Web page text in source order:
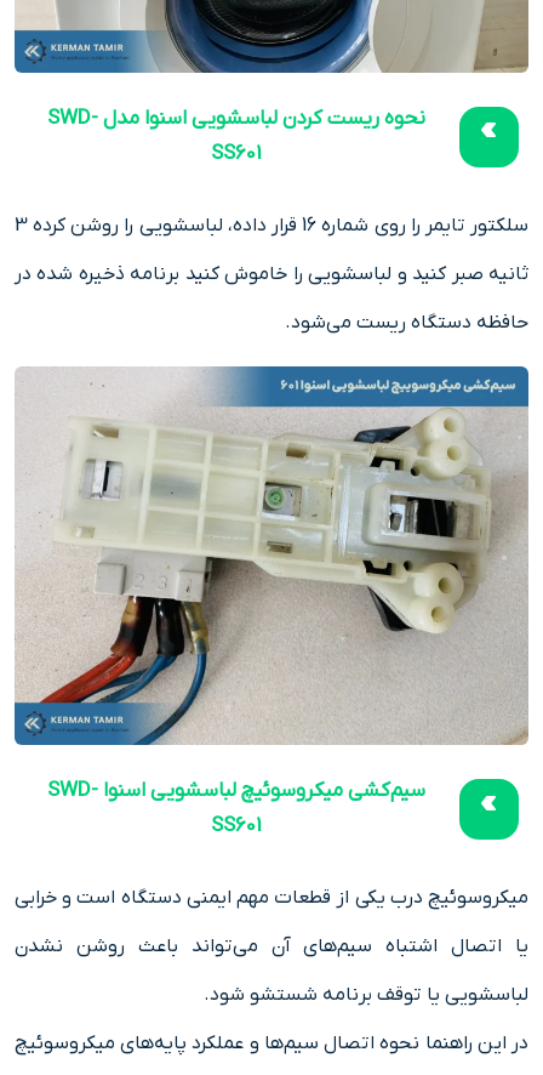
نحوه ریست کردن لباسشویی اسنوا مدل‌ SWD-
SS601
سلکتور تایمر را روی شماره 16 قرار داده، لباسشویی را روشن کرده 3
ثانیه صبر کنید و لباسشویی را خاموش کنید برنامه ذخیره شده در
حافظه دستگاه ریست می‌شود.
سیم‌کشی میکروسوئیچ لباسشویی اسنوا SWD-
SS601
میکروسوئیچ درب یکی از قطعات مهم ایمنی دستگاه است و خرابی
یا اتصال اشتباه سیم‌های آن می‌تواند باعث روشن نشدن
لباسشویی یا توقف برنامه شستشو شود.
در این راهنما نحوه اتصال سیم‌ها و عملکرد پایه‌های میکروسوئیچ